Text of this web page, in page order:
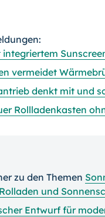
vermeidet
denkt mit und
Rollladenkasten
zu den Themen
und
Entwurf für